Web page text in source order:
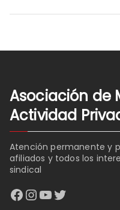
Asociación de
Actividad
Atención permanente y
afiliados y todos los
sindical
Facebook
Instagram
YouTube
Twitter